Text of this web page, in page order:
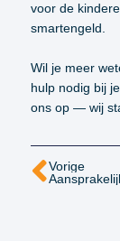
voor de
smartengeld.
Wil je meer
hulp nodig bij
ons op — wij
Vorige